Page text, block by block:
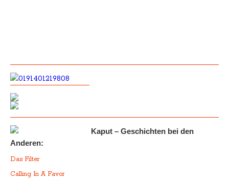
Kaput – Geschichten bei den
Anderen:
Das Filter
Calling In A Favor